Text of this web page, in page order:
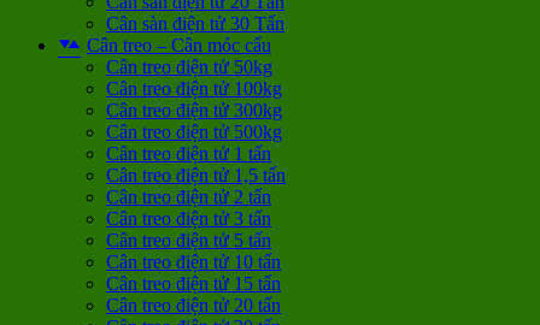
Cân sàn điện tử 30 Tấn
Cân treo – Cân móc cẩu
Cân treo điện tử 50kg
Cân treo điện tử 100kg
Cân treo điện tử 300kg
Cân treo điện tử 500kg
Cân treo điện tử 1 tấn
Cân treo điện tử 1,5 tấn
Cân treo điện tử 2 tấn
Cân treo điện tử 3 tấn
Cân treo điện tử 5 tấn
Cân treo điện tử 10 tấn
Cân treo điện tử 15 tấn
Cân treo điện tử 20 tấn